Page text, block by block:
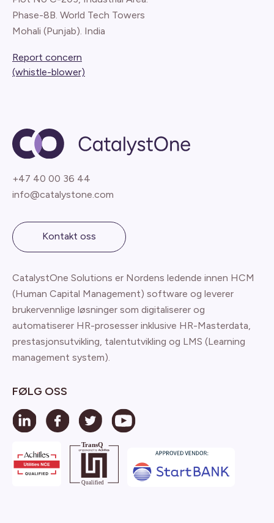
Phase-8B. World Tech Towers
Mohali (Punjab). India
Report concern
(whistle-blower)
+47 40 00 36 44
info@catalystone.com
Kontakt oss
CatalystOne Solutions er Nordens ledende innen HCM
(Human Capital Management) software og leverer
brukervennlige løsninger som digitaliserer og
automatiserer HR-prosesser inklusive HR-Masterdata,
prestasjonsutvikling, talentutvikling og LMS (Learning
management system).
FØLG OSS